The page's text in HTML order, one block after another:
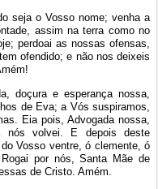
seja o Vosso nome; venha a
assim na terra como no
perdoai as nossas ofensas,
ofendido; e não nos deixeis
doçura e esperança nossa,
de Eva; a Vós suspiramos,
Eia pois, Advogada nossa,
nós volvei. E depois deste
Vosso ventre, ó clemente, ó
por nós, Santa Mãe de
de Cristo. Amém.